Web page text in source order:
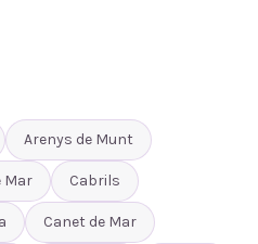
Arenys de Munt
Mar Cabrils
Canet de Mar